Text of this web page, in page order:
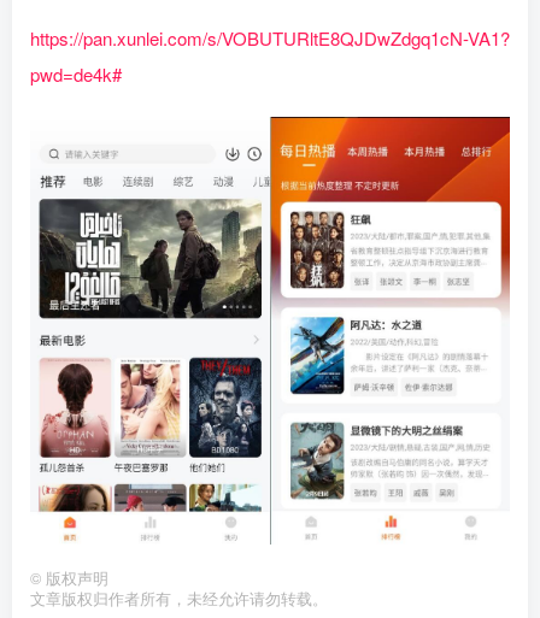
https://pan.xunlei.com/s/VOBUTURltE8QJDwZdgq1cN-VA1?
pwd=de4k#
© 版权声明
文章版权归作者所有，未经允许请勿转载。